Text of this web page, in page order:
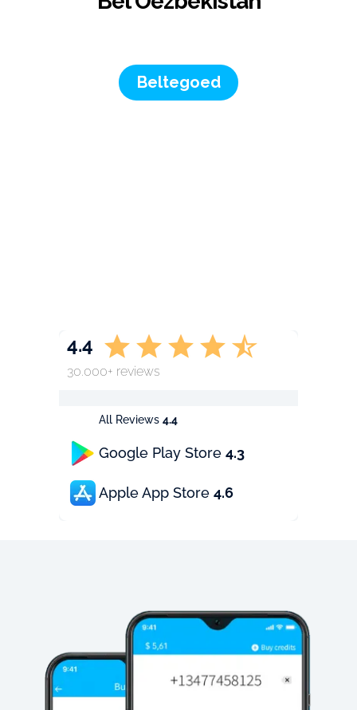
Beltegoed
All Reviews 4.4
Google Play Store 4.3
Apple App Store 4.6
4.4
30.000+ reviews